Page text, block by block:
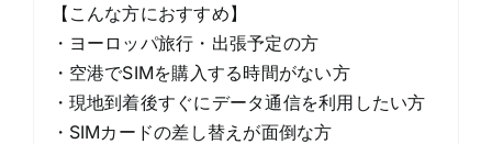
【こんな方におすすめ】
・ヨーロッパ旅行・出張予定の方
・空港でSIMを購入する時間がない方
・現地到着後すぐにデータ通信を利用したい方
・SIMカードの差し替えが面倒な方